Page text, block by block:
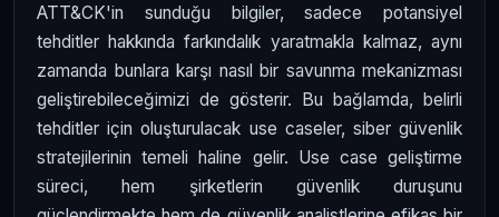
ATT&CK'in sunduğu bilgiler, sadece potansiyel
tehditler hakkında farkındalık yaratmakla kalmaz, aynı
zamanda bunlara karşı nasıl bir savunma mekanizması
geliştirebileceğimizi de gösterir. Bu bağlamda, belirli
tehditler için oluşturulacak use caseler, siber güvenlik
stratejilerinin temeli haline gelir. Use case geliştirme
süreci, hem şirketlerin güvenlik duruşunu